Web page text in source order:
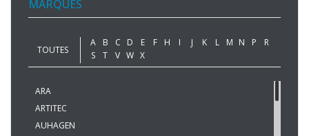
MARQUES
TOUTES
A B C D E F H I J K L M N P
R
S
T V W X
ARA
ARTITEC
AUHAGEN